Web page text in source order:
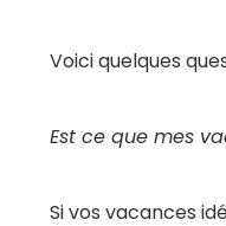
Voici quelques
Est ce que mes
Si vos vacances